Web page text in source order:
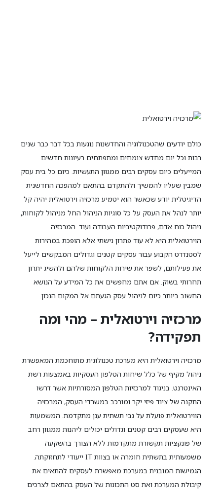
כולם יודעים שהטכנולוגיה והחדשנות נוגעות בכל דבר כבר שנים
רבות וכל יום מחדש צומחים ומתפתחים רעיונות חדשים
המייעלים כיום עסקים רבים ממגוון התעשיות. כיום כל בית עסק
שמבין שעליו להמשיך ולהתקדם בהתאם למהפכה החדשנית
הדיגיטלית יודע שכאשר הוא יטמיע מרכזיה וירטואלית יהיה קל
יותר לנהל את העסק על כל סוגיות הניהול החל מניהול לקוחות,
ניהול כוח אדם, פרודוקטיביות העבודה ועוד. המרכזיה
הוירטואלית היא לא עוד פתרון נישתי אלא הופכת במהירות
לסטנדרט הקבוע עבור עסקים קטנים וגדולים המבקשים לייעל
את פעילותם, לשפר את שירות הלקוחות שלהם ולהשיג יתרון
תחרותי בשוק. אם אתם מחפשים את כל המידע על הנושא
החשוב ביותר כיום לניהול עסק הגעתם אל המקום הנכון.
מרכזיה וירטואלית – מהי ומה
תפקידה?
מרכזיה וירטואלית היא מערכת טכנולוגית מתוחכמת המאפשרת
ניהול מקיף של כלל שיחות הטלפון העסקיות באמצעות רשת
האינטרנט. בניגוד למרכזיות הטלפון המסורתיות אשר דרשו
התקנה של ציוד פיזי יקר ומורכב במשרדי העסק, המרכזיה
הווירטואלית פועלת על גבי תשתית ענן מתקדמת. המשמעות
היא שעסקים רבים קטנים וגדולים יכולים ליהנות ממגוון רחב
של פונקציות תקשורת מתקדמות ללא הצורך בהשקעה
משמעותית בתשתית חומרה או בצוות IT ייעודי לתחזוקתה.
הגמישות המובנית במערכת מאפשרת לעסקים להתאים את
קיבולת המערכת ואת סט התכונות של העסק בהתאם לצרכים